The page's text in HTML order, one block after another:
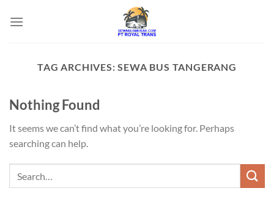
TAG ARCHIVES:SEWA BUS TANGERANG
Nothing Found
It seems we can’t find what you’re looking for. Perhaps
searching can help.